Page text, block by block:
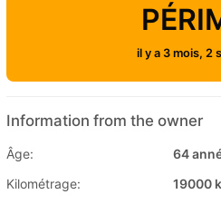
il y a 3 mois, 2
Information from the owner
Âge:
64
Kilométrage:
19000